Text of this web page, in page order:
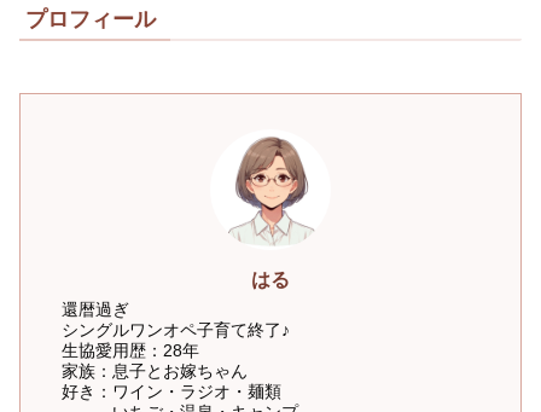
プロフィール
はる
還暦過ぎ
シングルワンオペ子育て終了♪
生協愛用歴：28年
家族：息子とお嫁ちゃん
好き：ワイン・ラジオ・麺類